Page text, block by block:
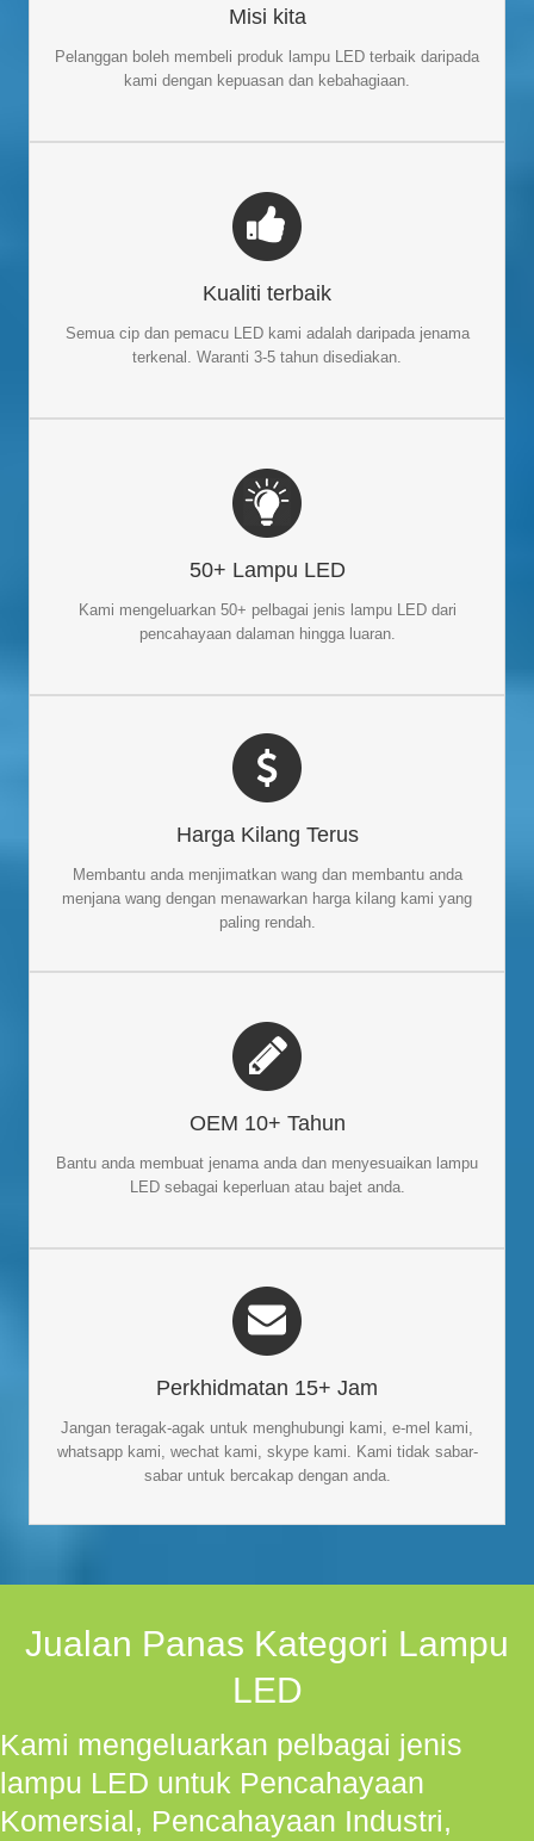
Misi kita
Pelanggan boleh membeli produk lampu LED terbaik daripada
kami dengan kepuasan dan kebahagiaan.
yang paling sesuai dan petikan terbaik kepada mereka. Untuk
membawa kepuasan dan kegembiraan kepada pelanggan kami
adalah matlamat terakhir kami.
Kualiti terbaik
Semua cip dan pemacu LED kami adalah daripada jenama
terkenal. Waranti 3-5 tahun disediakan.
KUALITI TERBAIK
pemandu untuk kebanyakan kita
Lampu LED dengan jaminan 3
hingga 5 tahun
. Jangka hayat sebenar produk kami boleh
mencapai 6 hingga 10 tahun.
50+ Lampu LED
Kami mengeluarkan 50+ pelbagai jenis lampu LED dari
pencahayaan dalaman hingga luaran.
50+ LAMPU LED
meliputi pelbagai jenis lampu LED: Lampu banjir LED, lampu
tinggi yang diketuai, lampu yang diketuai solar, lampu yang
diketuai rgb, dsb.
Harga Kilang Terus
Membantu anda menjimatkan wang dan membantu anda
menjana wang dengan menawarkan harga kilang kami yang
paling rendah.
HARGA TERUS KILANG
Kami menawarkan harga kilang terus yang kompetitif daripada
boleh menjimatkan lebih banyak bajet dan membuat lebih
banyak keuntungan pada perniagaan LED anda.
OEM 10+ Tahun
Bantu anda membuat jenama anda dan menyesuaikan lampu
LED sebagai keperluan atau bajet anda.
PERKHIDMATAN KASTAM
dengan perkhidmatan OEM / tersuai yang sangat
baik. Kami boleh membantu anda menjenamakan produk anda
dan menyesuaikan penyelesaian sebagai keperluan anda.
Perkhidmatan 15+ Jam
Jangan teragak-agak untuk menghubungi kami, e-mel kami,
whatsapp kami, wechat kami, skype kami. Kami tidak sabar-
sabar untuk bercakap dengan anda.
SERVIS 15+ JAM
masa untuk berkomunikasi dengan pelanggan. Setiap kali anda
mempunyai soalan, jangan teragak-agak untuk menghubungi
kami, e-mel kami, whatsapp kami, wechat kami atau skype
kami.
Jualan Panas Kategori Lampu
LED
Kami mengeluarkan pelbagai jenis
lampu LED untuk Pencahayaan
Komersial, Pencahayaan Industri,